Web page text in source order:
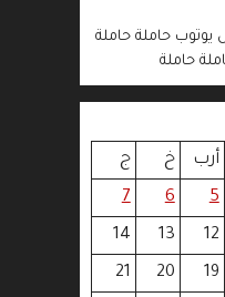
يوتوب حاملة حاملة
حاملة
أرب خ
ج
5
6
7
12
13
14
19
20
21